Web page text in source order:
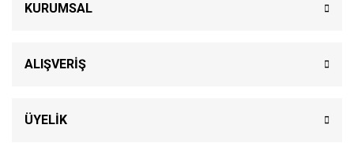
KURUMSAL
ALIŞVERİŞ
ÜYELİK